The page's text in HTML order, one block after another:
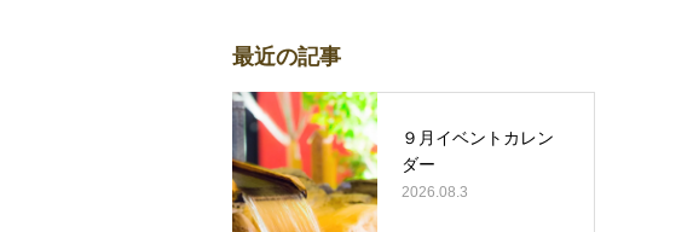
最近の記事
９月イベントカレン
ダー
2026.08.3